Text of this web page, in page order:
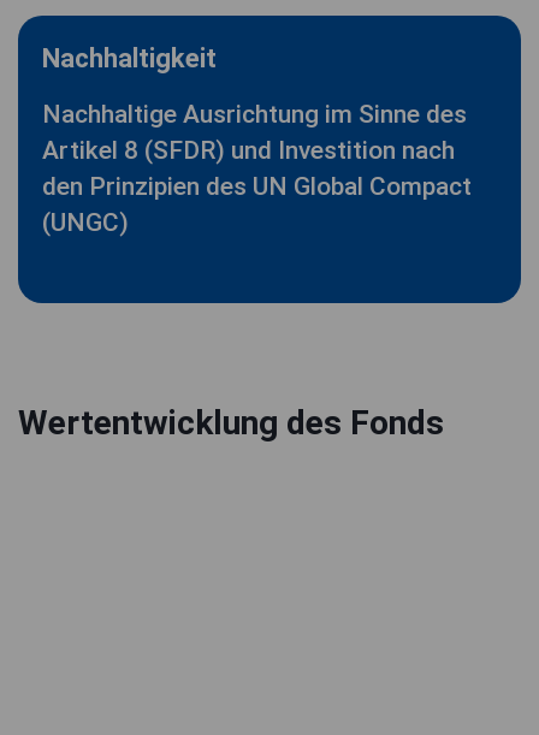
Nachhaltigkeit
Nachhaltige Ausrichtung im Sinne des
Artikel 8 (SFDR) und Investition nach
den Prinzipien des UN Global Compact
(UNGC)
Wertentwicklung des Fonds